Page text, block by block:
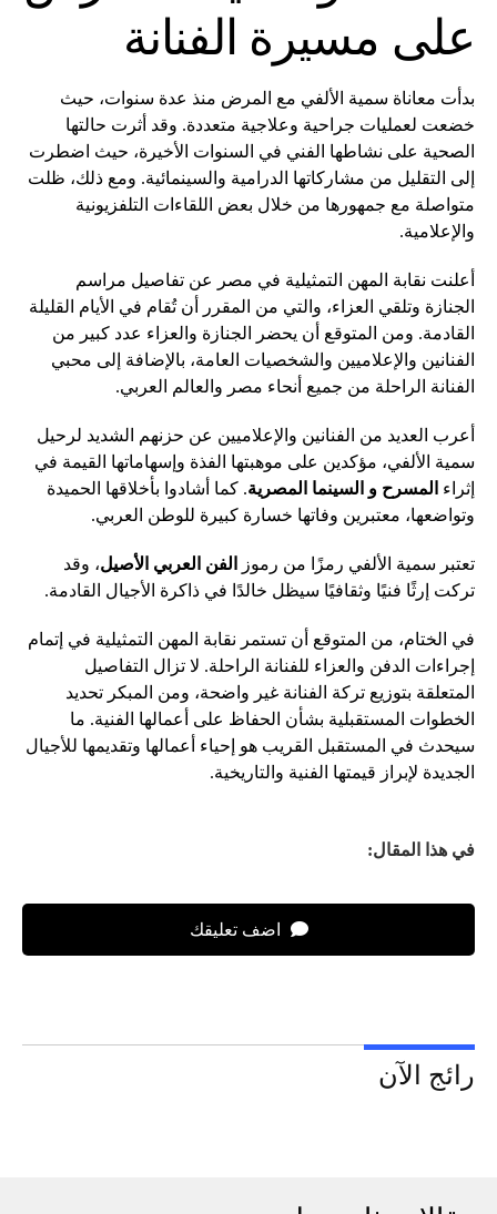
على مسيرة الفنانة
بدأت معاناة سمية الألفي مع المرض منذ عدة سنوات، حيث
خضعت لعمليات جراحية وعلاجية متعددة. وقد أثرت حالتها
الصحية على نشاطها الفني في السنوات الأخيرة، حيث اضطرت
إلى التقليل من مشاركاتها الدرامية والسينمائية. ومع ذلك، ظلت
متواصلة مع جمهورها من خلال بعض اللقاءات التلفزيونية
والإعلامية.
أعلنت نقابة المهن التمثيلية في مصر عن تفاصيل مراسم
الجنازة وتلقي العزاء، والتي من المقرر أن تُقام في الأيام القليلة
القادمة. ومن المتوقع أن يحضر الجنازة والعزاء عدد كبير من
الفنانين والإعلاميين والشخصيات العامة، بالإضافة إلى محبي
الفنانة الراحلة من جميع أنحاء مصر والعالم العربي.
أعرب العديد من الفنانين والإعلاميين عن حزنهم الشديد لرحيل
سمية الألفي، مؤكدين على موهبتها الفذة وإسهاماتها القيمة في
إثراء المسرح و السينما المصرية. كما أشادوا بأخلاقها الحميدة
وتواضعها، معتبرين وفاتها خسارة كبيرة للوطن العربي.
تعتبر سمية الألفي رمزًا من رموز الفن العربي الأصيل، وقد
تركت إرثًا فنيًا وثقافيًا سيظل خالدًا في ذاكرة الأجيال القادمة.
في الختام، من المتوقع أن تستمر نقابة المهن التمثيلية في إتمام
إجراءات الدفن والعزاء للفنانة الراحلة. لا تزال التفاصيل
المتعلقة بتوزيع تركة الفنانة غير واضحة، ومن المبكر تحديد
الخطوات المستقبلية بشأن الحفاظ على أعمالها الفنية. ما
سيحدث في المستقبل القريب هو إحياء أعمالها وتقديمها للأجيال
الجديدة لإبراز قيمتها الفنية والتاريخية.
في هذا المقال:
اضف تعليقك
رائج الآن